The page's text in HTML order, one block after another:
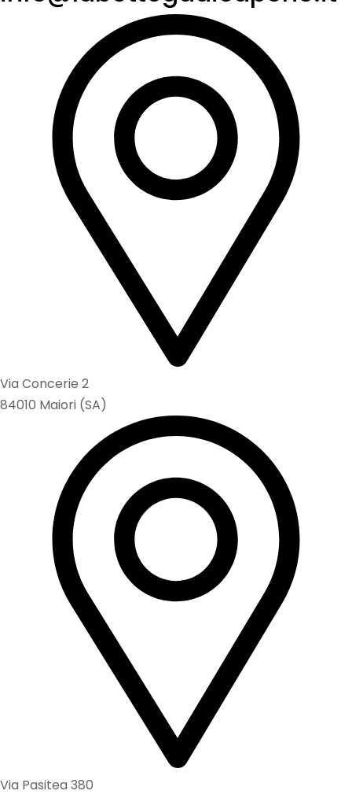
Via Concerie 2
84010 Maiori (SA)
Via Pasitea 380